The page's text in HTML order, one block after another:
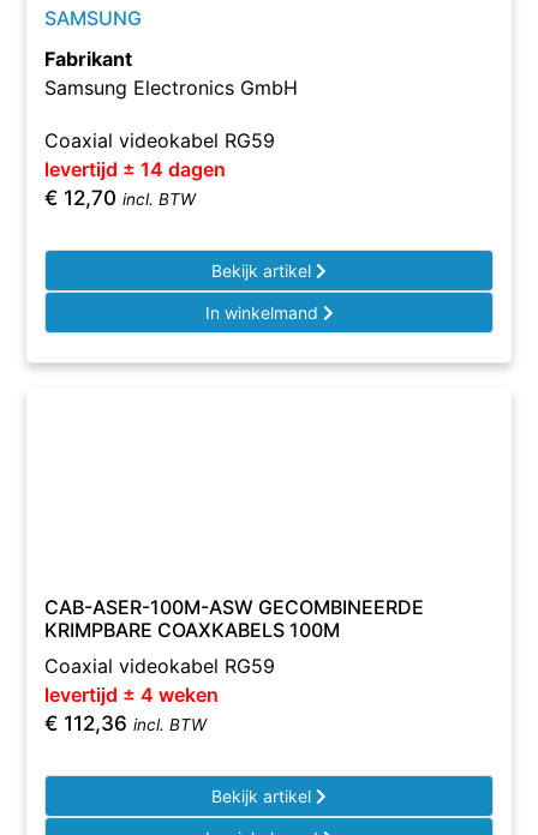
SAMSUNG
Fabrikant
Samsung Electronics GmbH
Coaxial videokabel RG59
levertijd ± 14 dagen
€ 12,70 incl. BTW
Bekijk artikel
In winkelmand
CAB-ASER-100M-ASW GECOMBINEERDE
KRIMPBARE COAXKABELS 100M
Coaxial videokabel RG59
levertijd ± 4 weken
€ 112,36 incl. BTW
Bekijk artikel